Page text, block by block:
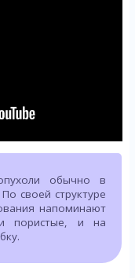
обычно в
своей структуре
напоминают
пористые, и на